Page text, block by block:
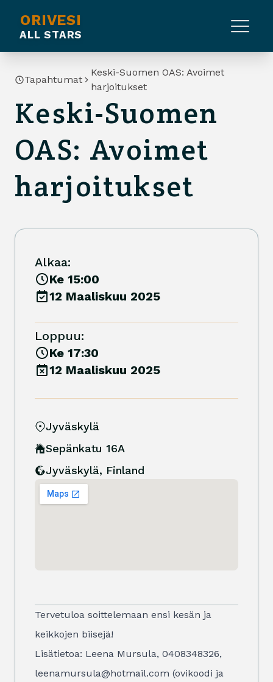
ORIVESI
ALL STARS
Tapahtumat
Keski-Suomen OAS: Avoimet
harjoitukset
Keski-Suomen
OAS: Avoimet
harjoitukset
Tervetuloa soittelemaan ensi kesän ja
keikkojen biisejä!
Lisätietoa: Leena Mursula, 0408348326,
leenamursula@hotmail.com (ovikoodi ja
Alkaa:
Ke 15:00
12 Maaliskuu 2025
Loppuu:
Ke 17:30
12 Maaliskuu 2025
Jyväskylä
Sepänkatu 16A
Jyväskylä, Finland